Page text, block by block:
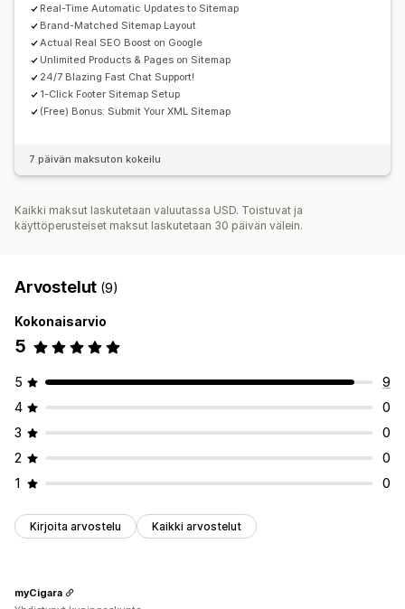
Real-Time Automatic Updates to Sitemap
Brand-Matched Sitemap Layout
Actual Real SEO Boost on Google
Unlimited Products & Pages on Sitemap
24/7 Blazing Fast Chat Support!
1-Click Footer Sitemap Setup
(Free) Bonus: Submit Your XML Sitemap
7 päivän maksuton kokeilu
Kaikki maksut laskutetaan valuutassa USD. Toistuvat ja
käyttöperusteiset maksut laskutetaan 30 päivän välein.
Arvostelut (9)
Kokonaisarvio
5
5
9
4
0
3
0
2
0
1
0
Kirjoita arvostelu Kaikki arvostelut
myCigara